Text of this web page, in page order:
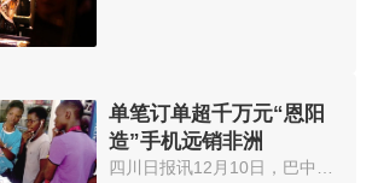
单笔订单超千万元“恩阳
造”手机远销非洲
四川日报讯12月10日，巴中市恩阳...